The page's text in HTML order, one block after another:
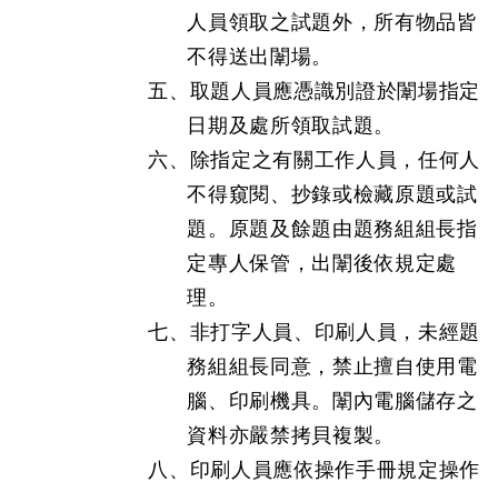
人員領取之試題外，所有物品皆
不得送出闈場。
五、取題人員應憑識別證於闈場指定
日期及處所領取試題。
六、除指定之有關工作人員，任何人
不得窺閱、抄錄或檢藏原題或試
題。原題及餘題由題務組組長指
定專人保管，出闈後依規定處
理。
七、非打字人員、印刷人員，未經題
務組組長同意，禁止擅自使用電
腦、印刷機具。闈內電腦儲存之
資料亦嚴禁拷貝複製。
八、印刷人員應依操作手冊規定操作